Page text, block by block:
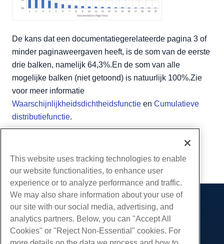
De kans dat een documentatiegerelateerde pagina 3 of
minder paginaweergaven heeft, is de som van de eerste
drie balken, namelijk 64,3%.En de som van alle
mogelijke balken (niet getoond) is natuurlijk 100%.Zie
voor meer informatie
Waarschijnlijkheidsdichtheidsfunctie en Cumulatieve
distributiefunctie.
Kopiëren URL
Producten
Web hosting
Zakelijke hosting
Diensten
This website uses tracking technologies to enable
our website functionalities, to enhance user
experience or to analyze performance and traffic.
We may also share information about your use of
our site with our social media, advertising, and
analytics partners. Below, you can "Accept All
Cookies" or "Reject Non-Essential" cookies. For